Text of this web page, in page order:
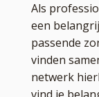
Als
een
passende
vinden
netwerk